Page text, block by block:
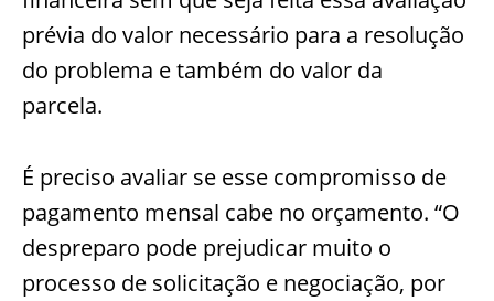
prévia do valor necessário para a resolução
do problema e também do valor da
parcela.
É preciso avaliar se esse compromisso de
pagamento mensal cabe no orçamento. “O
despreparo pode prejudicar muito o
processo de solicitação e negociação, por